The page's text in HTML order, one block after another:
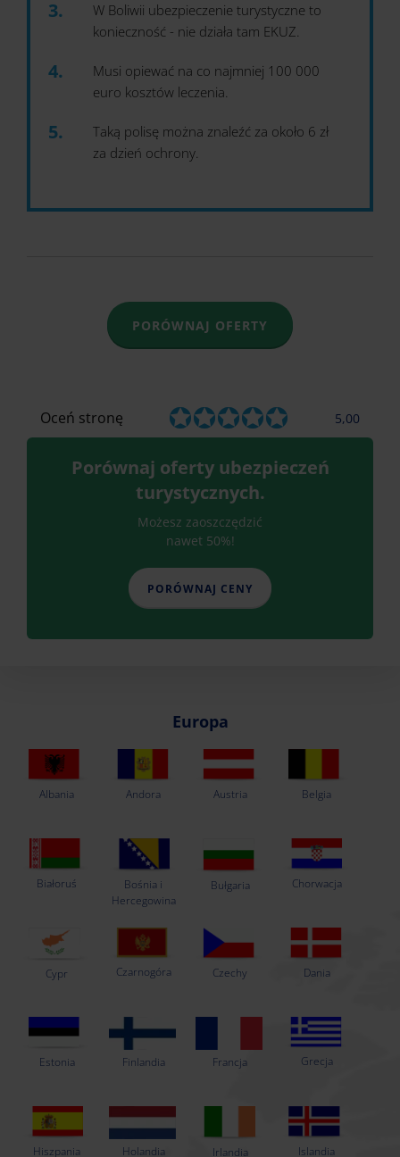
W Boliwii ubezpieczenie turystyczne to
konieczność - nie działa tam EKUZ.
Musi opiewać na co najmniej 100 000
euro kosztów leczenia.
Taką polisę można znaleźć za około 6 zł
za dzień ochrony.
PORÓWNAJ OFERTY
Oceń stronę 5,00
Porównaj oferty ubezpieczeń
turystycznych.
Możesz zaoszczędzić
nawet 50%!
PORÓWNAJ CENY
Europa
Albania Andora Austria Belgia
Białoruś
Bośnia i
Hercegowina
Bułgaria Chorwacja
Cypr Czarnogóra Czechy Dania
Estonia Finlandia Francja Grecja
Hiszpania Holandia Irlandia Islandia